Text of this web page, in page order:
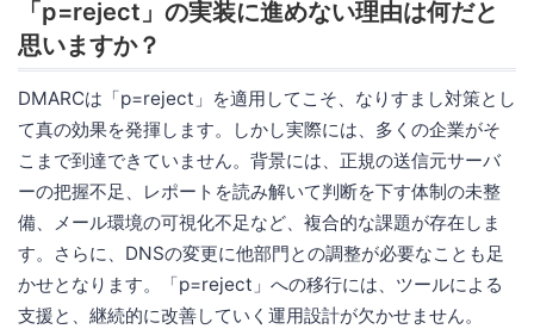
「p=reject」の実装に進めない理由は何だと
思いますか？
DMARCは「p=reject」を適用してこそ、なりすまし対策とし
て真の効果を発揮します。しかし実際には、多くの企業がそ
こまで到達できていません。背景には、正規の送信元サーバ
ーの把握不足、レポートを読み解いて判断を下す体制の未整
備、メール環境の可視化不足など、複合的な課題が存在しま
す。さらに、DNSの変更に他部門との調整が必要なことも足
かせとなります。「p=reject」への移行には、ツールによる
支援と、継続的に改善していく運用設計が欠かせません。